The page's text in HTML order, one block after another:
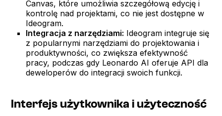
Canvas, które umożliwia szczegółową edycję i
kontrolę nad projektami, co nie jest dostępne w
Ideogram.
Integracja z narzędziami: Ideogram integruje się
z popularnymi narzędziami do projektowania i
produktywności, co zwiększa efektywność
pracy, podczas gdy Leonardo AI oferuje API dla
deweloperów do integracji swoich funkcji.
Interfejs użytkownika i użyteczność